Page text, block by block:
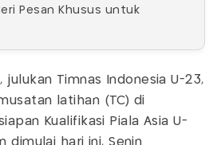
Pesan Khusus untuk
julukan Timnas Indonesia U-23,
latihan (TC) di
Kualifikasi Piala Asia U-
dimulai hari ini, Senin